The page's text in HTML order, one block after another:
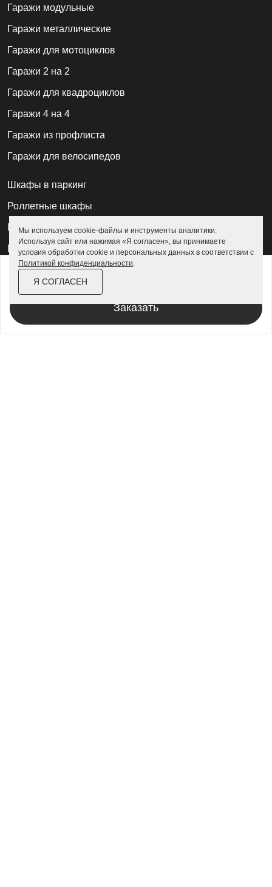
от137 000 ₽
Заказать
Гаражи модульные
Гаражи металлические
Гаражи для мотоциклов
Гаражи 2 на 2
Гаражи для квадроциклов
Гаражи 4 на 4
Гаражи из профлиста
Гаражи для велосипедов
Шкафы в паркинг
Роллетные шкафы
Шкафы уличные всепогодные
Шкафы садовые
Хозблоки для дачи
Хозблоки металлические
Хозблоки с дровником
Мы используем cookie-файлы и инструменты аналитики.
Используя сайт или нажимая «Я согласен», вы принимаете
условия обработки cookie и персональных данных в соответствии с
Политикой конфиденциальности.
Я СОГЛАСЕН